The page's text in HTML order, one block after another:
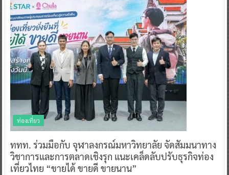
ท่องเที่ยว
ททท. ร่วมมือกับ จุฬาลงกรณ์มหาวิทยาลัย จัดสัมมนาทาง
วิชาการและการตลาดเชิงรุก แนะเคล็ดลับปรับธุรกิจท่อง
เที่ยวไทย “ขายได้ ขายดี ขายนาน”